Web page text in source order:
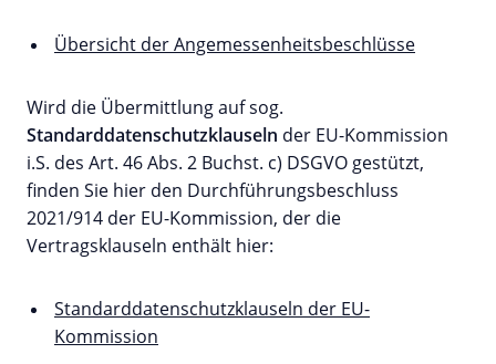
Übersicht der Angemessenheitsbeschlüsse
Wird die Übermittlung auf sog.
Standarddatenschutzklauseln der EU-Kommission
i.S. des Art. 46 Abs. 2 Buchst. c) DSGVO gestützt,
finden Sie hier den Durchführungsbeschluss
2021/914 der EU-Kommission, der die
Vertragsklauseln enthält hier:
Standarddatenschutzklauseln der EU-
Kommission